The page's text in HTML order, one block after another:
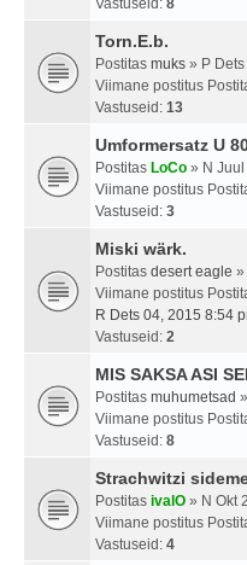
Vastuseid: 8
Torn.E.b.
Postitas muks » P
Viimane postitus
Vastuseid: 13
Umformersatz U
Postitas LoCo » N
Viimane postitus
Vastuseid: 3
Miski wärk.
Postitas desert eagle »
Viimane postitus
R Dets 04, 2015 8:54
Vastuseid: 2
MIS SAKSA ASI
Postitas muhumetsad
Viimane postitus
Vastuseid: 8
Strachwitzi
Postitas ivalO » N Okt
Viimane postitus
Vastuseid: 4